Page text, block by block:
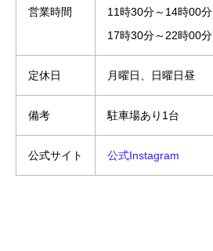
営業時間
11時30分～14時00分
17時30分～22時00分
定休日 月曜日、日曜日昼
備考 駐車場あり1台
公式サイト 公式Instagram